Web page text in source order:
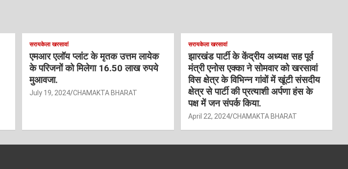
सरायकेला खरसावां
एमआर एलॉय प्लांट के मृतक उत्तम लायेक
के परिजनों को मिलेगा 16.50 लाख रुपये
मुआवजा.
July 19, 2024 CHAMAKTA BHARAT
सरायकेला खरसावां
झारखंड पार्टी के केंद्रीय अध्यक्ष सह पूर्व
मंत्री एनोस एक्का ने सोमवार को खरसावां
विस क्षेत्र के विभिन्न गांवों में खूंटी संसदीय
क्षेत्र से पार्टी की प्रत्याशी अर्पणा हंस के
पक्ष में जन संपर्क किया.
April 22, 2024 CHAMAKTA BHARAT